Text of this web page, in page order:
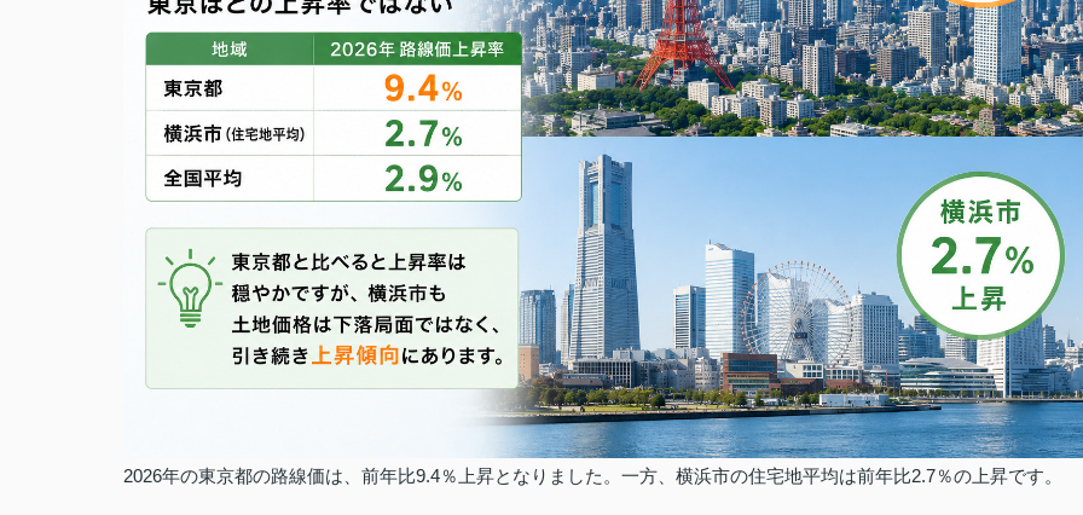
2026年の東京都の路線価は、前年比9.4％上昇となりました。 一方、横浜市の住宅地平均は前年比2.7％の上昇です。